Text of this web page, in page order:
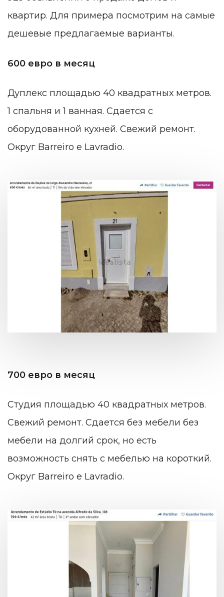
квартир. Для примера посмотрим на самые
дешевые предлагаемые варианты.
600 евро в месяц
Дуплекс площадью 40 квадратных метров.
1 спальня и 1 ванная. Сдается с
оборудованной кухней. Свежий ремонт.
Округ Barreiro e Lavradio.
700 евро в месяц
Студия площадью 40 квадратных метров.
Свежий ремонт. Сдается без мебели без
мебели на долгий срок, но есть
возможность снять с мебелью на короткий.
Округ Barreiro e Lavradio.